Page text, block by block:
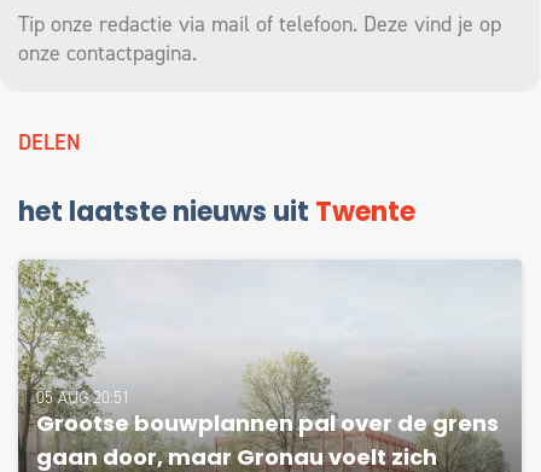
Tip onze redactie via mail of telefoon. Deze vind je op
onze contactpagina.
DELEN
het laatste nieuws uit Twente
05 AUG 20:51
Grootse bouwplannen pal over de grens
gaan door, maar Gronau voelt zich